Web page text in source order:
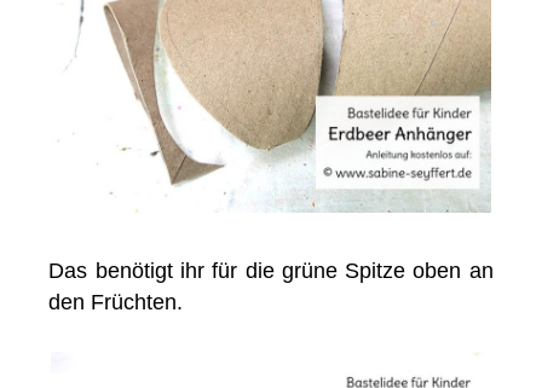
Das benötigt ihr für die grüne Spitze oben an
den Früchten.